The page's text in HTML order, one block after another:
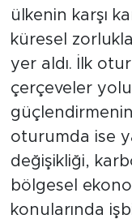
ülkenin karşı
küresel
yer aldı. İlk
çerçeveler
oturumda ise
değişikliği,
bölgesel
konularında